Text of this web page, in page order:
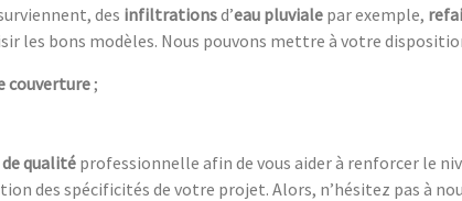
des infiltrationsd’eau pluviale par exemple,
les bons modèles. Nous pouvons mettre à votre
couverture ;
qualité professionnelle afin de vous aider à renforcer le
des spécificités de votre projet. Alors, n’hésitez pas à